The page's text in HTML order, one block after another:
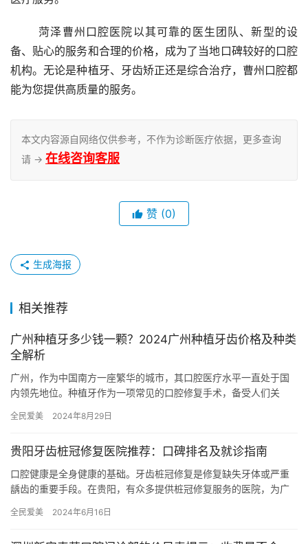
备、贴心的服务和合理的价格，成为了当地口碑较好的口腔
机构。无论是种植牙、牙齿矫正还是综合治疗，曹州口腔都
能为您提供高质量的服务。
本文内容源自网络仅供参考，不作为诊断医疗依据，更多查询
请 → 在线咨询客服
赞 (0)
生成海报
相关推荐
广州种植牙多少钱一颗？2024广州种植牙齿价格及种类
全解析
广州，作为中国南方一座繁华的城市，其口腔医疗水平一直处于国
内领先地位。种植牙作为一项常见的口腔修复手术，备受人们关
和种类也…
全民爱美 2024年8月29日
贵阳牙齿桩冠修复医院推荐：口碑排名及就诊指南
口腔健康是全身健康的基础。牙齿桩冠修复是修复缺失牙体或严重
龋齿的重要手段。在贵阳，有众多提供桩冠修复服务的医院，为广
界口…
全民爱美 2024年6月16日